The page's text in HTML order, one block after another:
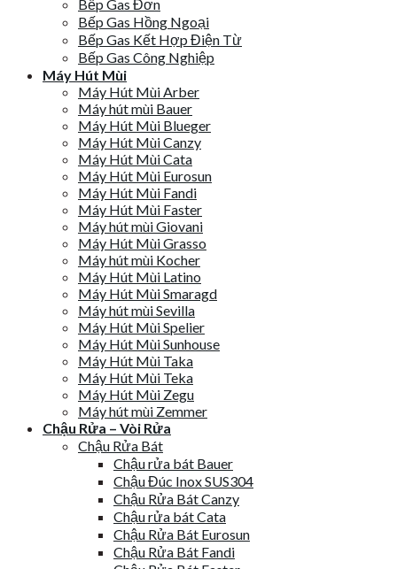
Bếp Gas Đơn
Bếp Gas Hồng Ngoại
Bếp Gas Kết Hợp Điện Từ
Bếp Gas Công Nghiệp
Máy Hút Mùi
Máy Hút Mùi Arber
Máy hút mùi Bauer
Máy Hút Mùi Blueger
Máy Hút Mùi Canzy
Máy Hút Mùi Cata
Máy Hút Mùi Eurosun
Máy Hút Mùi Fandi
Máy Hút Mùi Faster
Máy hút mùi Giovani
Máy Hút Mùi Grasso
Máy hút mùi Kocher
Máy Hút Mùi Latino
Máy Hút Mùi Smaragd
Máy hút mùi Sevilla
Máy Hút Mùi Spelier
Máy Hút Mùi Sunhouse
Máy Hút Mùi Taka
Máy Hút Mùi Teka
Máy Hút Mùi Zegu
Máy hút mùi Zemmer
Chậu Rửa – Vòi Rửa
Chậu Rửa Bát
Chậu rửa bát Bauer
Chậu Đúc Inox SUS304
Chậu Rửa Bát Canzy
Chậu rửa bát Cata
Chậu Rửa Bát Eurosun
Chậu Rửa Bát Fandi